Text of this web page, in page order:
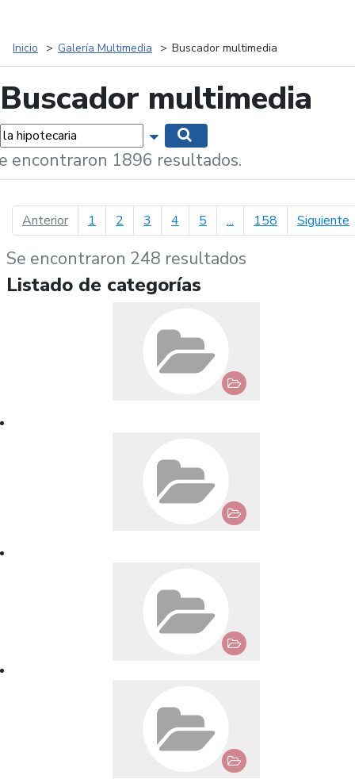
Inicio Galería Multimedia Buscador multimedia
Buscador multimedia
Mostrar opciones de búsqueda
encontraron 1896 resultados.
Anteriorpágina anterior
1 2 3 4 5 ... 158 Siguiente
Se encontraron 248 resultados
Listado de categorías